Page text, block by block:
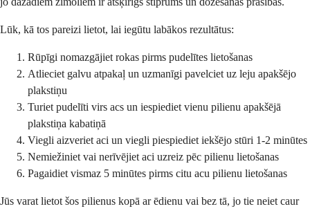
Lūk, kā tos pareizi lietot, lai iegūtu labākos rezultātus:
Rūpīgi nomazgājiet rokas pirms pudelītes lietošanas
Atlieciet galvu atpakaļ un uzmanīgi pavelciet uz leju apakšējo
plakstiņu
Turiet pudelīti virs acs un iespiediet vienu pilienu apakšējā
plakstiņa kabatiņā
Viegli aizveriet aci un viegli piespiediet iekšējo stūri 1-2 minūtes
Nemiežiniet vai nerīvējiet aci uzreiz pēc pilienu lietošanas
Pagaidiet vismaz 5 minūtes pirms citu acu pilienu lietošanas
Jūs varat lietot šos pilienus kopā ar ēdienu vai bez tā, jo tie neiet caur